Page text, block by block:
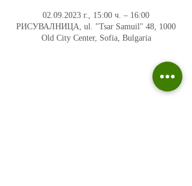
02.09.2023 г., 15:00 ч. – 16:00
РИСУВАЛНИЦА, ul. "Tsar Samuil" 48, 1000
Old City Center, Sofia, Bulgaria